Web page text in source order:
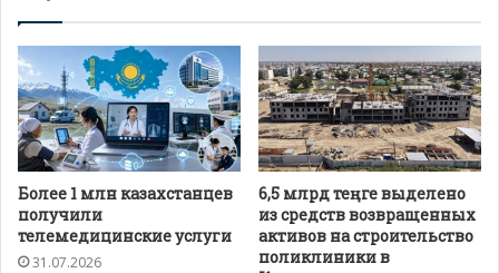
Более 1 млн казахстанцев
получили
телемедицинские услуги
31.07.2026
6,5 млрд теңге выделено
из средств возвращенных
активов на строительство
поликлиники в